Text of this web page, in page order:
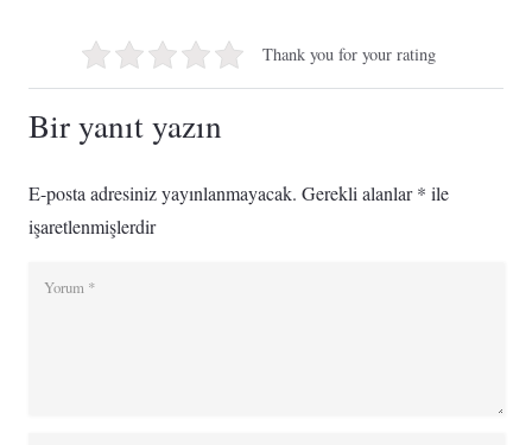
Thank you for your rating
Bir yanıt yazın
E-posta adresiniz yayınlanmayacak. Gerekli alanlar* ile
işaretlenmişlerdir